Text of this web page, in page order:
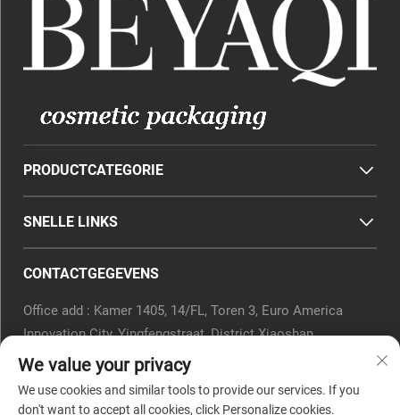
PRODUCTCATEGORIE
SNELLE LINKS
CONTACTGEGEVENS
Office add : Kamer 1405, 14/FL, Toren 3, Euro America
Innovation City, Yingfengstraat, District Xiaoshan,
Hangzhou, Provincie Zhejiang, China.
[email protected]
Tel.:0571-82266375
We value your privacy
We use cookies and similar tools to provide our services. If you
don't want to accept all cookies, click Personalize cookies.